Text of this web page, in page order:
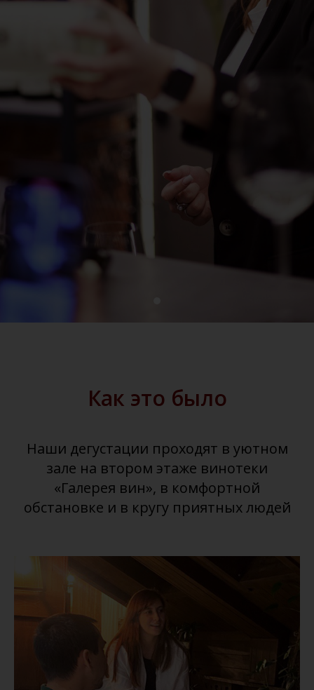
Как это было
Наши дегустации проходят в уютном
зале на втором этаже винотеки
«Галерея вин», в комфортной
обстановке и в кругу приятных людей